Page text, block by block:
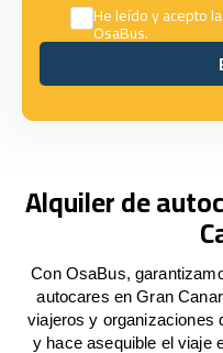
He leído y acepto la
OsaBus.
Alquiler de
Con OsaBus,
autocares en Gran
viajeros y organizaciones
y hace asequible el viaje